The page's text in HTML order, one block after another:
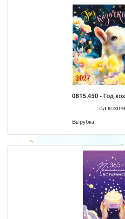
0615.450 - Год
Год
Вырубка.